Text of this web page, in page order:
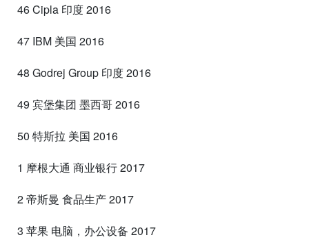
46 Cipla 印度 2016
47 IBM 美国 2016
48 Godrej Group 印度 2016
49 宾堡集团 墨西哥 2016
50 特斯拉 美国 2016
1 摩根大通 商业银行 2017
2 帝斯曼 食品生产 2017
3 苹果 电脑，办公设备 2017